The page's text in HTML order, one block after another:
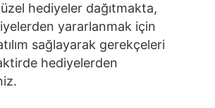
hediyeler dağıtmakta,
yararlanmak için
sağlayarak gerekçeleri
hediyelerden